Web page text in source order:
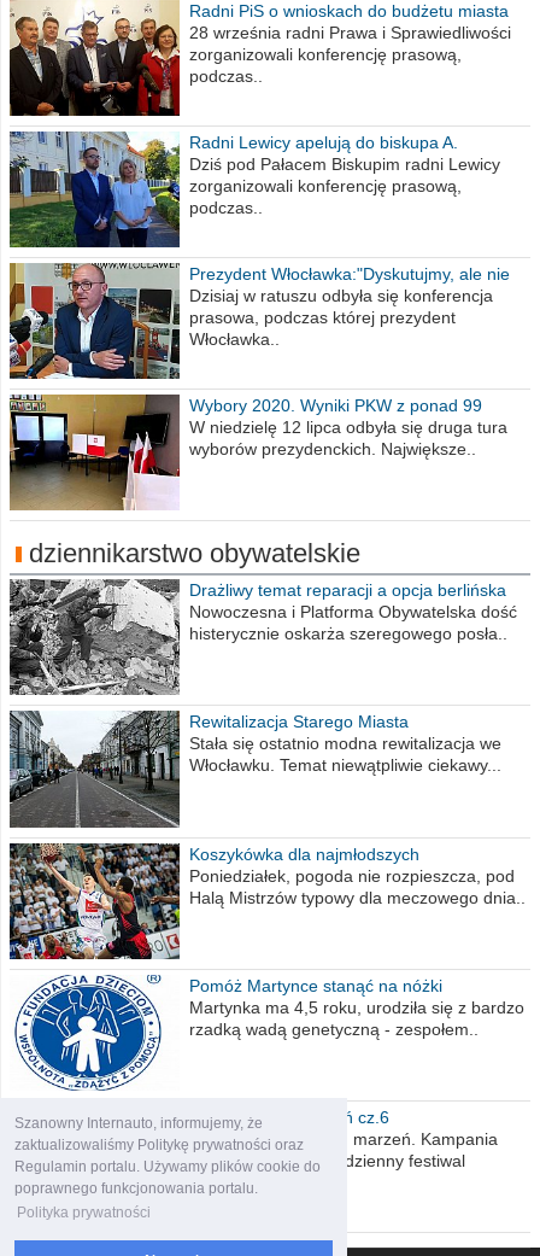
Szanowny Internauto, informujemy, że
zaktualizowaliśmy Politykę prywatności oraz
Regulamin portalu. Używamy plików cookie do
poprawnego funkcjonowania portalu.
Polityka prywatności
Radni PiS o wnioskach do budżetu miasta
na 2021 rok
28 września radni Prawa i Sprawiedliwości
zorganizowali konferencję prasową,
podczas..
Radni Lewicy apelują do biskupa A.
Wiesława Meringa
Dziś pod Pałacem Biskupim radni Lewicy
zorganizowali konferencję prasową,
podczas..
Prezydent Włocławka:"Dyskutujmy, ale nie
obrażajmy się”
Dzisiaj w ratuszu odbyła się konferencja
prasowa, podczas której prezydent
Włocławka..
Wybory 2020. Wyniki PKW z ponad 99
procent obwodów
W niedzielę 12 lipca odbyła się druga tura
wyborów prezydenckich. Największe..
dziennikarstwo obywatelskie
Drażliwy temat reparacji a opcja berlińska
Nowoczesna i Platforma Obywatelska dość
histerycznie oskarża szeregowego posła..
Rewitalizacja Starego Miasta
Stała się ostatnio modna rewitalizacja we
Włocławku. Temat niewątpliwie ciekawy...
Koszykówka dla najmłodszych
Poniedziałek, pogoda nie rozpieszcza, pod
Halą Mistrzów typowy dla meczowego dnia..
Pomóż Martynce stanąć na nóżki
Martynka ma 4,5 roku, urodziła się z bardzo
rzadką wadą genetyczną - zespołem..
Polska moich marzeń cz.6
Nadszedł kres moich marzeń. Kampania
wyborcza czyli niecodzienny festiwal
obietnic,..